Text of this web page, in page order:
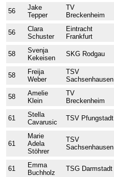
56
Jake
Tepper
TV
Breckenheim
56
Clara
Schuster
Eintracht
Frankfurt
58
Svenja
Kekeisen
SKG Rodgau
58
Freija
Weber
TSV
Sachsenhausen
58
Amelie
Klein
TV
Breckenheim
61
Stella
Cavarusic
TSV Pfungstadt
61
Marie
Adela
Stöhrer
TSV
Sachsenhausen
61
Emma
Buchholz
TSG Darmstadt